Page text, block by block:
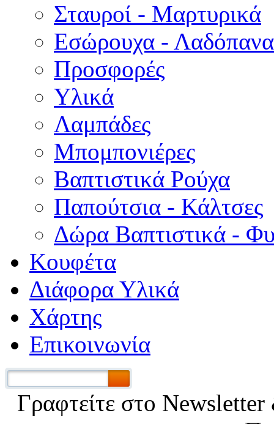
Σταυροί - Μαρτυρικά
Εσώρουχα -
Προσφορές
Υλικά
Λαμπάδες
Μπομπονιέρες
Βαπτιστικά Ρούχα
Παπούτσια - Κάλτσες
Δώρα Βαπτιστικά -
Κουφέτα
Διάφορα Υλικά
Χάρτης
Επικοινωνία
Γραφτείτε στο Νewsletter